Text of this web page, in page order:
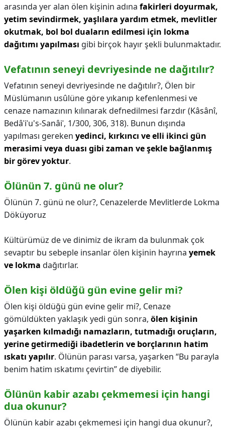
arasında yer alan ölen kişinin adına fakirleri doyurmak,
yetim sevindirmek, yaşlılara yardım etmek, mevlitler
okutmak, bol bol duaların edilmesi için lokma
dağıtımı yapılması gibi birçok hayır şekli bulunmaktadır.
Vefatının seneyi devriyesinde ne dağıtılır?
Vefatının seneyi devriyesinde ne dağıtılır?, Ölen bir
Müslümanın usûlüne göre yıkanıp kefenlenmesi ve
cenaze namazının kılınarak defnedilmesi farzdır (Kâsânî,
Bedâʾiʿu's-Sanâiʿ, 1/300, 306, 318). Bunun dışında
yapılması gereken yedinci, kırkıncı ve elli ikinci gün
merasimi veya duası gibi zaman ve şekle bağlanmış
bir görev yoktur.
Ölünün 7. günü ne olur?
Ölünün 7. günü ne olur?, Cenazelerde Mevlitlerde Lokma
Döküyoruz
Kültürümüz de ve dinimiz de ikram da bulunmak çok
sevaptır bu sebeple insanlar ölen kişinin hayrına yemek
ve lokma dağıtırlar.
Ölen kişi öldüğü gün evine gelir mi?
Ölen kişi öldüğü gün evine gelir mi?, Cenaze
gömüldükten yaklaşık yedi gün sonra, ölen kişinin
yaşarken kılmadığı namazların, tutmadığı oruçların,
yerine getirmediği ibadetlerin ve borçlarının hatim
ıskatı yapılır. Ölünün parası varsa, yaşarken “Bu parayla
benim hatim ıskatımı çevirtin” de diyebilir.
Ölünün kabir azabı çekmemesi için hangi
dua okunur?
Ölünün kabir azabı çekmemesi için hangi dua okunur?,